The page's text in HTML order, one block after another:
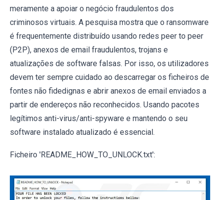
meramente a apoiar o negócio fraudulentos dos
criminosos virtuais. A pesquisa mostra que o ransomware
é frequentemente distribuído usando redes peer to peer
(P2P), anexos de email fraudulentos, trojans e
atualizações de software falsas. Por isso, os utilizadores
devem ter sempre cuidado ao descarregar os ficheiros de
fontes não fidedignas e abrir anexos de email enviados a
partir de endereços não reconhecidos. Usando pacotes
legítimos anti-virus/anti-spyware e mantendo o seu
software instalado atualizado é essencial.
Ficheiro 'README_HOW_TO_UNLOCK.txt':